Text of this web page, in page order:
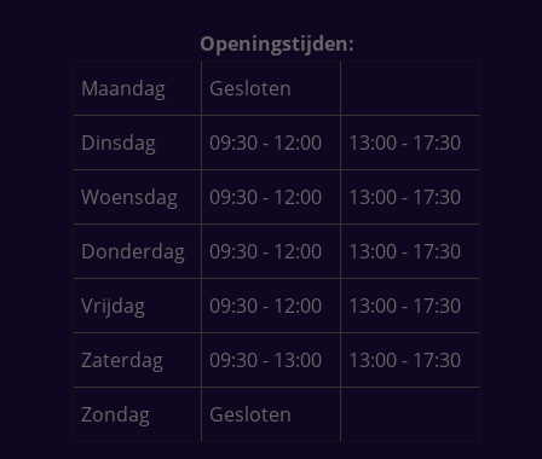
Openingstijden:
Maandag
Gesloten
Dinsdag 09:30 - 12:00 13:00 - 17:30
Woensdag 09:30 - 12:00 13:00 - 17:30
Donderdag 09:30 - 12:00 13:00 - 17:30
Vrijdag 09:30 - 12:00 13:00 - 17:30
Zaterdag 09:30 - 13:00 13:00 - 17:30
Zondag Gesloten